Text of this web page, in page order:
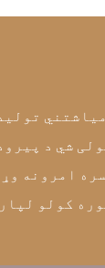
شي د
امرونه